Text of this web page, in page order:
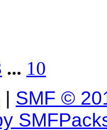
... 10
| SMF ©